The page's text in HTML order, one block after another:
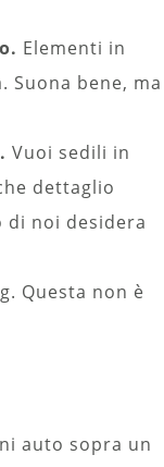
Elementi in
Suona bene, ma
Vuoi sedili in
dettaglio
di noi desidera
Questa non è
auto sopra un